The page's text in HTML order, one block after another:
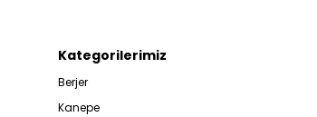
Kategorilerimiz
Berjer
Kanepe